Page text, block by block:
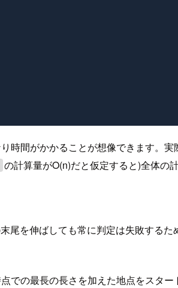
時間がかかることが想像できます。
の計算量がO(n)だと仮定すると)全体の
を伸ばしても常に判定は失敗する
での最長の長さを加えた地点をスタ